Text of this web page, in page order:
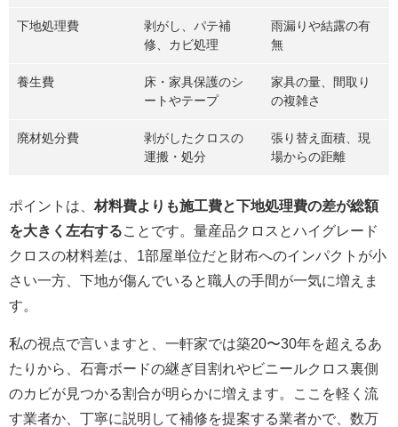
下地処理費
剥がし、パテ補
修、カビ処理
雨漏りや結露の有
無
養生費
床・家具保護のシ
ートやテープ
家具の量、間取り
の複雑さ
廃材処分費
剥がしたクロスの
運搬・処分
張り替え面積、現
場からの距離
ポイントは、 材料費よりも施工費と下地処理費の差が総額
を大きく左右することです。量産品クロスとハイグレード
クロスの材料差は、1部屋単位だと財布へのインパクトが小
さい一方、下地が傷んでいると職人の手間が一気に増えま
す。
私の視点で言いますと、一軒家では築20〜30年を超えるあ
たりから、石膏ボードの継ぎ目割れやビニールクロス裏側
のカビが見つかる割合が明らかに増えます。ここを軽く流
す業者か、丁寧に説明して補修を提案する業者かで、数万